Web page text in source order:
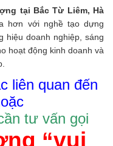
tại Bắc Từ Liêm, Hà
hơn với nghề tạo dựng
hiệu doanh nghiệp, sáng
hoạt động kinh doanh và
liên quan đến
ần tưvấn gọi
“vui